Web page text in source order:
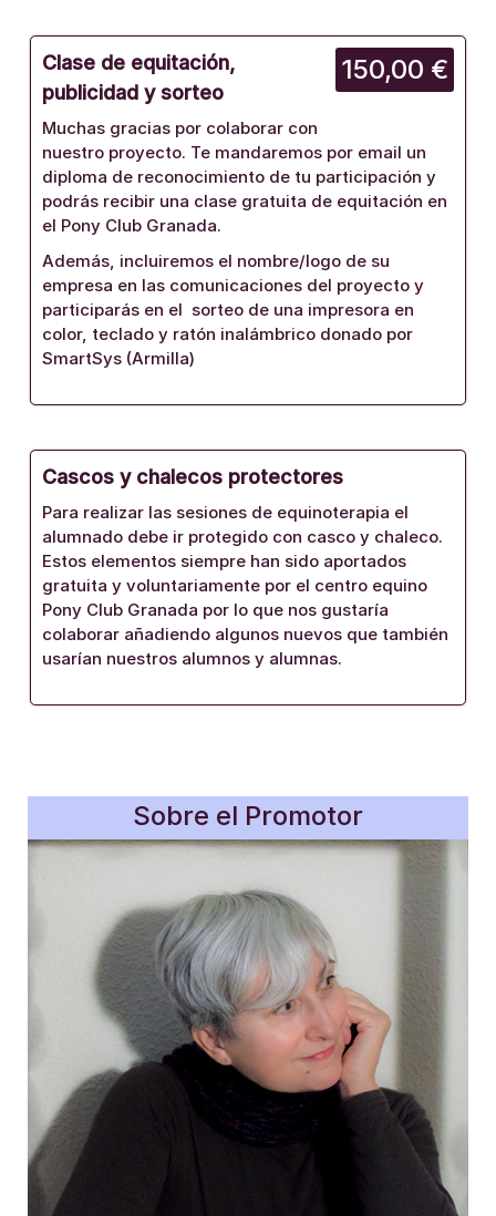
150,00 €
Clase de equitación,
publicidad y sorteo
Muchas gracias por colaborar con
nuestro proyecto. Te mandaremos por email un
diploma de reconocimiento de tu participación y
podrás recibir una clase gratuita de equitación en
el Pony Club Granada.
Además, incluiremos el nombre/logo de su
empresa en las comunicaciones del proyecto y
participarás en el sorteo de una impresora en
color, teclado y ratón inalámbrico donado por
SmartSys (Armilla)
Cascos y chalecos protectores
Para realizar las sesiones de equinoterapia el
alumnado debe ir protegido con casco y chaleco.
Estos elementos siempre han sido aportados
gratuita y voluntariamente por el centro equino
Pony Club Granada por lo que nos gustaría
colaborar añadiendo algunos nuevos que también
usarían nuestros alumnos y alumnas.
Sobre el Promotor